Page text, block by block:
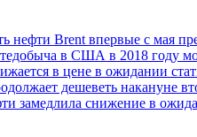
нефти Brent впервые с мая
в США в 2018 году
в цене в ожидании
дешеветь накануне
замедлила снижение в